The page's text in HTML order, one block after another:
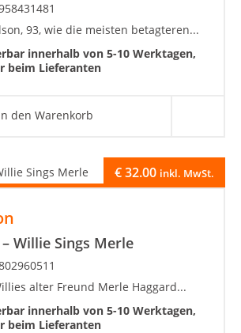
93, wie die meisten betagteren...
innerhalb von 5-10 Werktagen,
beim Lieferanten
den Warenkorb
Willie Sings Merle
€32.00 inkl. MwSt.
alter Freund Merle Haggard...
innerhalb von 5-10 Werktagen,
beim Lieferanten